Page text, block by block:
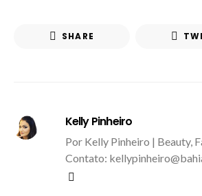
SHARE
Kelly Pinheiro
Por Kelly Pinheiro | Beauty,
Contato: